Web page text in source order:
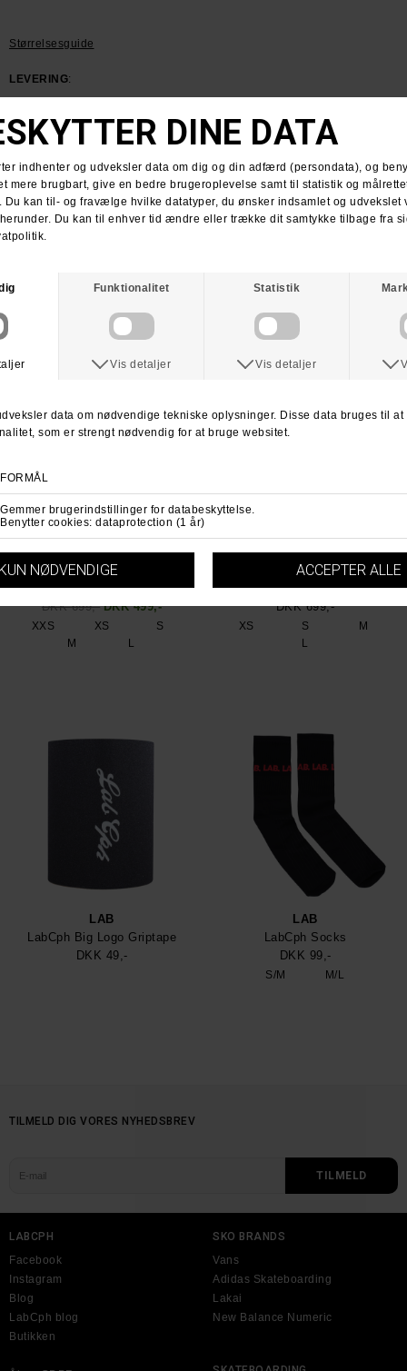
Størrelsesguide
LEVERING:
dage
HUSK GRATIS FRAGT VED KØB OVER KR. 600.-
RETURNERING:
Du har altid 30 dages returret fra den dag du modtager din pakke.
Du kan vælge at få dine penge retur eller vi bytter til en anden vare.
Spørg om varen
ANDRE KØBTE OGSÅ
LAB
LabCph Rail Baggy Jean
DKK 699,- DKK 499,-
XXS XS
S
M
L
LAB
LabCph Rail Baggy Jean
DKK 699,-
XS S
M
L
LAB
LabCph Big Logo Griptape
DKK 49,-
LAB
LabCph Socks
DKK 99,-
S/M M/L
TILMELD DIG VORES NYHEDSBREV
LABCPH
Facebook
Instagram
Blog
LabCph blog
Butikken
SKO BRANDS
Vans
Adidas Skateboarding
Lakai
New Balance Numeric